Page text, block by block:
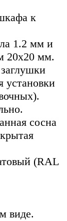
к
1.2 мм и
20х20 мм.
установки
сосна
(RAL
виде.